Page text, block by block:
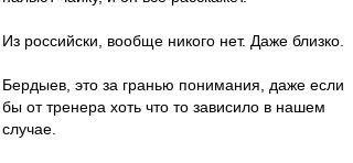
Из российски, вообще никого нет. Даже близко.
Бердыев, это за гранью понимания, даже если
бы от тренера хоть что то зависило в нашем
случае.